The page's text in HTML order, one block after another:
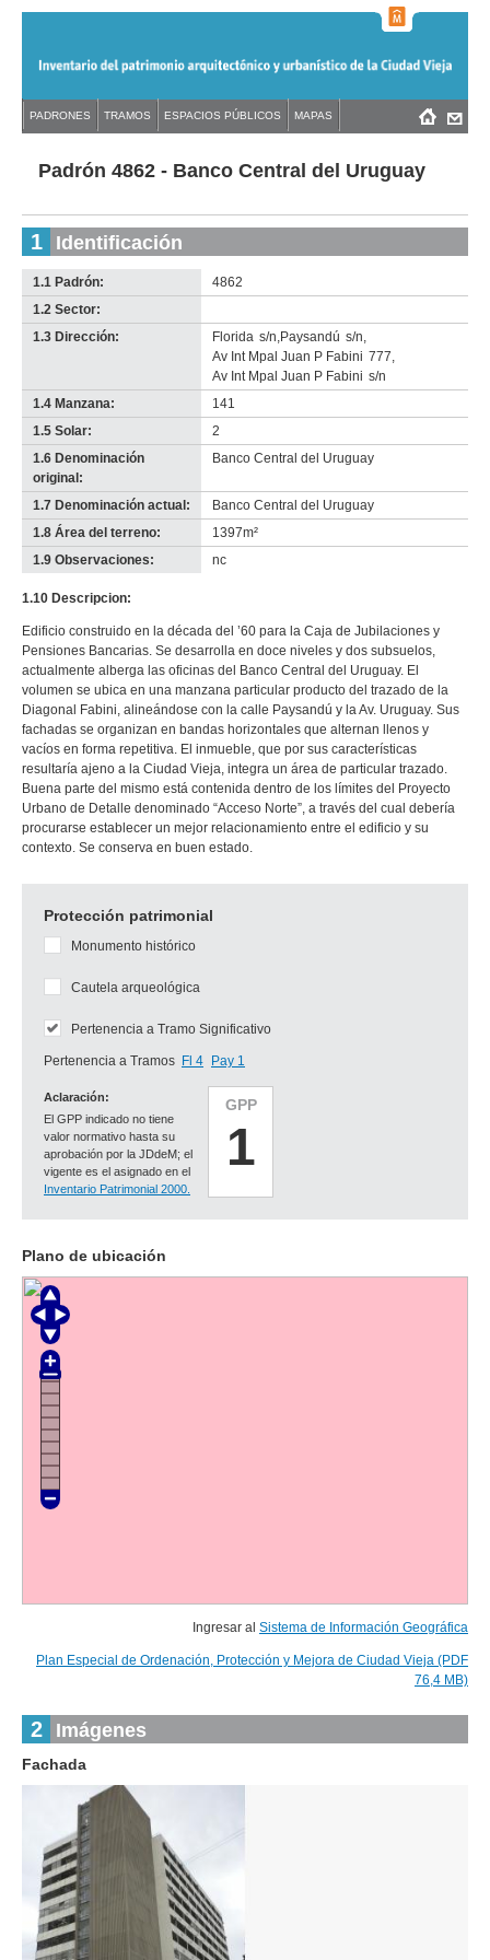
navigation
Back
topPadrón 4862 - Banco Central del Uruguay
1 Identificación
1.1 Padrón:
4862
1.2 Sector:
no
info-
1.3 Dirección: Florida s/n,Paysandú s/n,
Av Int Mpal Juan P Fabini 777,
Av Int Mpal Juan P Fabini s/n
1.4 Manzana:
141
1.5 Solar:
2
1.6 Denominación
original:
Banco Central del Uruguay
1.7 Denominación actual:
Banco Central del Uruguay
1.8 Área del terreno:
1397m²
1.9 Observaciones:
nc
1.10 Descripcion:
Edificio construido en la década del ’60 para la Caja de Jubilaciones y
Pensiones Bancarias. Se desarrolla en doce niveles y dos subsuelos,
actualmente alberga las oficinas del Banco Central del Uruguay. El
volumen se ubica en una manzana particular producto del trazado de la
Diagonal Fabini, alineándose con la calle Paysandú y la Av. Uruguay. Sus
fachadas se organizan en bandas horizontales que alternan llenos y
vacíos en forma repetitiva. El inmueble, que por sus características
resultaría ajeno a la Ciudad Vieja, integra un área de particular trazado.
Buena parte del mismo está contenida dentro de los límites del Proyecto
Urbano de Detalle denominado “Acceso Norte”, a través del cual debería
procurarse establecer un mejor relacionamiento entre el edificio y su
contexto. Se conserva en buen estado.
Protección patrimonial
GPP
1
Aclaración:
El GPP indicado no tiene
valor normativo hasta su
aprobación por la JDdeM; el
vigente es el asignado en el
Inventario Patrimonial 2000.
Monumento histórico
Cautela arqueológica
Pertenencia a Tramo Significativo
Pertenencia a Tramos Fl 4 Pay 1
Plano de ubicación
Ingresar al Sistema de Información Geográfica
Plan Especial de Ordenación, Protección y Mejora de Ciudad Vieja (PDF
76,4 MB)
2 Imágenes
Fachada
Back
to Menú
PADRONES TRAMOS ESPACIOS PÚBLICOS MAPAS